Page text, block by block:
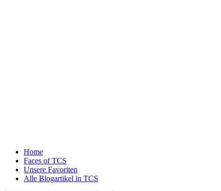
Home
Faces of TCS
Unsere Favoriten
Alle Blogartikel in TCS